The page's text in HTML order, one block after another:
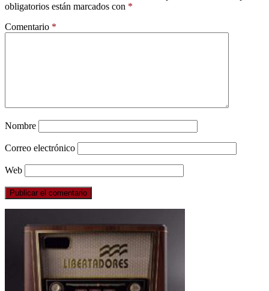
obligatorios están marcados con *
Comentario *
Nombre
Correo electrónico
Web